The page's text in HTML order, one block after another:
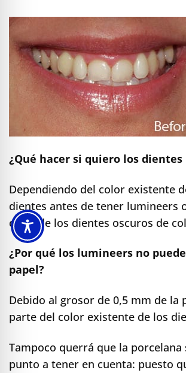
¿Qué hacer si quiero los
Dependiendo del color existente
dientes antes de tener lumineers
color de los dientes oscuros de
¿Por qué los lumineers no
papel?
Debido al grosor de 0,5 mm de la
parte del color existente de los
Tampoco querrá que la
punto a tener en cuenta: puesto